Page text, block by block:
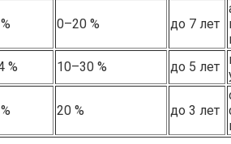
0–20 % до 7 лет
% 10–30 % до 5 лет
20 % до 3 лет